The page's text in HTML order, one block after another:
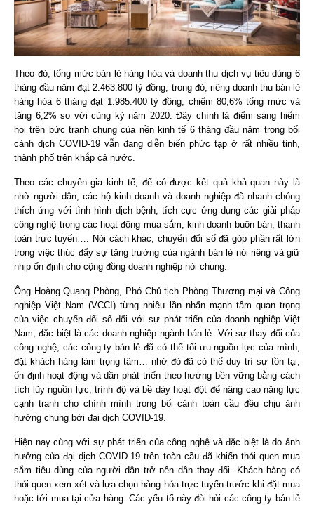
Theo đó, tổng mức bán lẻ hàng hóa và doanh thu dịch vụ tiêu dùng 6
tháng đầu năm đạt 2.463.800 tỷ đồng; trong đó, riêng doanh thu bán lẻ
hàng hóa 6 tháng đạt 1.985.400 tỷ đồng, chiếm 80,6% tổng mức và
tăng 6,2% so với cùng kỳ năm 2020. Đây chính là điểm sáng hiếm
hoi trên bức tranh chung của nền kinh tế 6 tháng đầu năm trong bối
cảnh dịch COVID-19 vẫn đang diễn biến phức tạp ở rất nhiều tỉnh,
thành phố trên khắp cả nước.
Theo các chuyên gia kinh tế, để có được kết quả khả quan này là
nhờ người dân, các hộ kinh doanh và doanh nghiệp đã nhanh chóng
thích ứng với tình hình dịch bệnh; tích cực ứng dụng các giải pháp
công nghệ trong các hoạt động mua sắm, kinh doanh buôn bán, thanh
toán trực tuyến…. Nói cách khác, chuyển đổi số đã góp phần rất lớn
trong việc thúc đẩy sự tăng trưởng của ngành bán lẻ nói riêng và giữ
nhịp ổn định cho cộng đồng doanh nghiệp nói chung.
Ông Hoàng Quang Phòng, Phó Chủ tịch Phòng Thương mại và Công
nghiệp Việt Nam (VCCI) từng nhiều lần nhấn mạnh tầm quan trọng
của việc chuyển đổi số đối với sự phát triển của doanh nghiệp Việt
Nam; đặc biệt là các doanh nghiệp ngành bán lẻ. Với sự thay đổi của
công nghệ, các công ty bán lẻ đã có thể tối ưu nguồn lực của mình,
đặt khách hàng làm trọng tâm… nhờ đó đã có thể duy trì sự tồn tại,
ổn định hoạt động và dần phát triển theo hướng bền vững bằng cách
tích lũy nguồn lực, trình độ và bề dày hoạt đột để nâng cao năng lực
cạnh tranh cho chính mình trong bối cảnh toàn cầu đều chịu ảnh
hưởng chung bởi đại dịch COVID-19.
Hiện nay cùng với sự phát triển của công nghệ và đặc biệt là do ảnh
hưởng của đại dịch COVID-19 trên toàn cầu đã khiến thói quen mua
sắm tiêu dùng của người dân trở nên dần thay đổi. Khách hàng có
thói quen xem xét và lựa chọn hàng hóa trực tuyến trước khi đặt mua
hoặc tới mua tại cửa hàng. Các yếu tố này đòi hỏi các công ty bán lẻ